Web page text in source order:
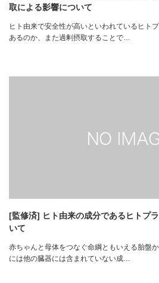
取による影響について
ヒト由来で安全性が高いといわれているヒト
あるのか、また過剰摂取することで…
[監修済] ヒト由来の成分であるヒトプ
いて
赤ちゃんと母体をつなぐ命綱ともいえる胎盤
には他の臓器には含まれていない成…